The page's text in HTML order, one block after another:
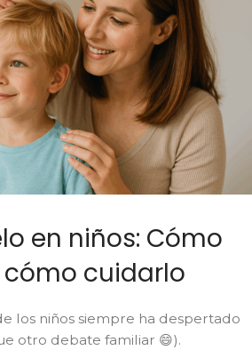
en niños: Cómo
cuidarlo
los niños siempre ha despertado
otro debate familiar 😄).